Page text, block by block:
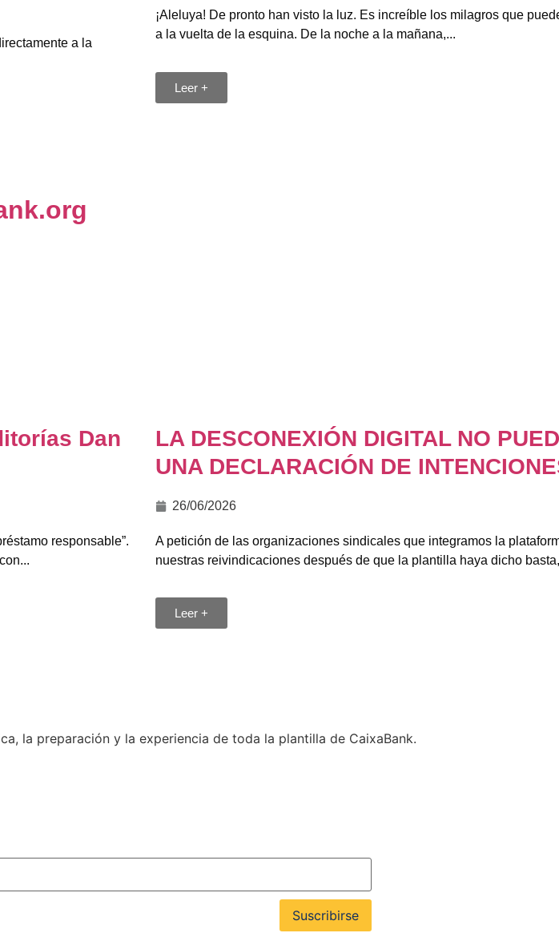
a la
¡Aleluya! De pronto han visto la luz. Es increíble los milagros que
a la vuelta de la esquina. De la noche a la mañana,...
Leer +
Dan
responsable”.
LA DESCONEXIÓN DIGITAL NO
UNA DECLARACIÓN DE
26/06/2026
A petición de las organizaciones sindicales que integramos la
nuestras reivindicaciones después de que la plantilla haya dicho
Leer +
la preparación y la experiencia de toda la plantilla de CaixaBank.